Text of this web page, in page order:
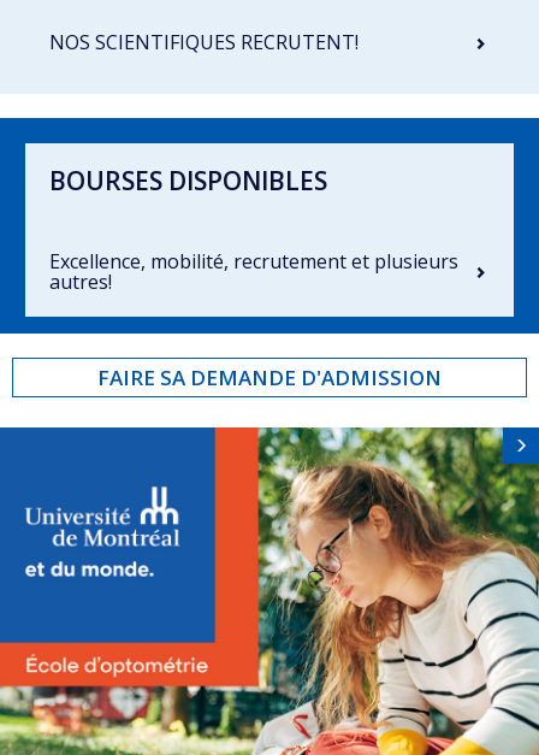
NOS SCIENTIFIQUES RECRUTENT!
BOURSES DISPONIBLES
Excellence, mobilité, recrutement et plusieurs
autres!
FAIRE SA DEMANDE D'ADMISSION